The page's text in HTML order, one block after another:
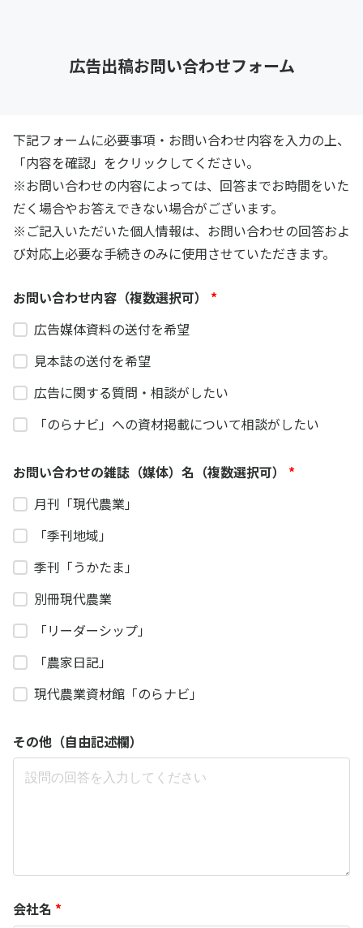
広告出稿お問い合わせフォーム
下記フォームに必要事項・お問い合わせ内容を入力の上、
「内容を確認」をクリックしてください。
※お問い合わせの内容によっては、回答までお時間をいた
だく場合やお答えできない場合がございます。
※ご記入いただいた個人情報は、お問い合わせの回答およ
び対応上必要な手続きのみに使用させていただきます。
お問い合わせ内容（複数選択可）
*
広告媒体資料の送付を希望
見本誌の送付を希望
広告に関する質問・相談がしたい
「のらナビ」への資材掲載について相談がしたい
お問い合わせの雑誌（媒体）名（複数選択可）
*
月刊「現代農業」
「季刊地域」
季刊「うかたま」
別冊現代農業
「リーダーシップ」
「農家日記」
現代農業資材館「のらナビ」
その他（自由記述欄）
会社名 *